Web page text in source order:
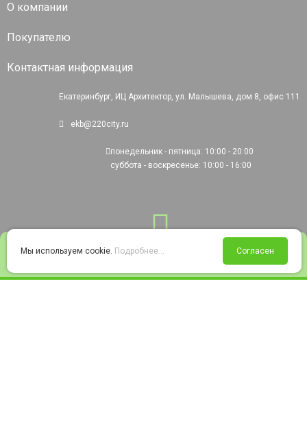
Войти Избранное Корзина
О компании
Покупателю
Контактная информация
Екатеринбург, ИЦ Архитектор, ул. Малышева, дом 8, офис 111
ekb@220city.ru
понедельник - пятница: 10:00 - 20:00
суббота - воскресенье: 10:00 - 16:00
Мы используем cookie. Подробнее... Согласен